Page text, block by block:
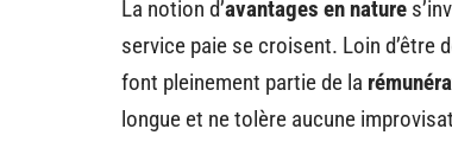
La notion d’avantages en nature
service paie se croisent. Loin d’être
font pleinement partie de la
longue et ne tolère aucune